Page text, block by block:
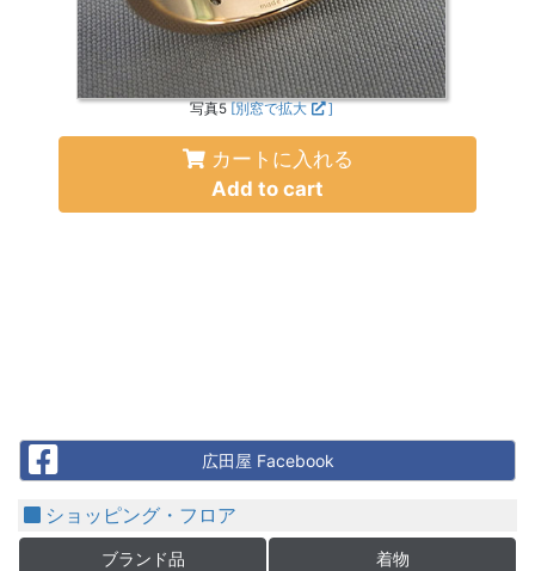
写真5[別窓で拡大 ]
カートに入れる
Add to cart
Facebook 広田屋 Facebook
ショッピング・フロア
ブランド品
着物